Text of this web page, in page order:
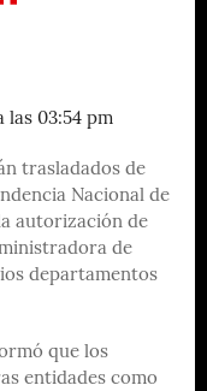
las 03:54 pm
trasladados de
Nacional de
autorización de
de
departamentos
que los
entidades como